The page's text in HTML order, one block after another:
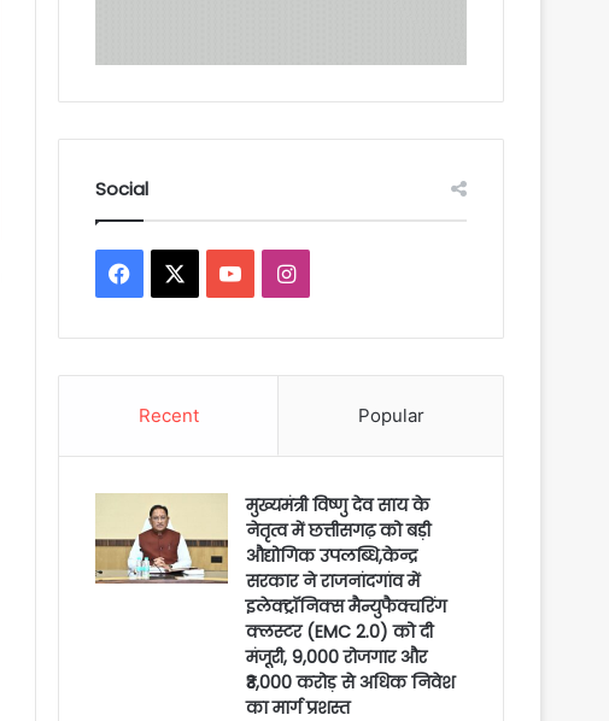
Social
Facebook YouTubeInstagram
Recent Popular
मुख्यमंत्री विष्णु देव साय के
नेतृत्व में छत्तीसगढ़ को बड़ी
औद्योगिक उपलब्धि,केन्द्र
सरकार ने राजनांदगांव में
इलेक्ट्रॉनिक्स मैन्युफैक्चरिंग
क्लस्टर (EMC 2.0) को दी
मंजूरी, 9,000 रोजगार और
₹3,000 करोड़ से अधिक निवेश
का मार्ग प्रशस्त